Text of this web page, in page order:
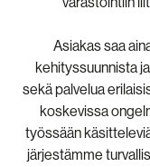
Asiakas saa
kehityssuunnista
sekä palvelua
koskevissa
työssään
järjestämme